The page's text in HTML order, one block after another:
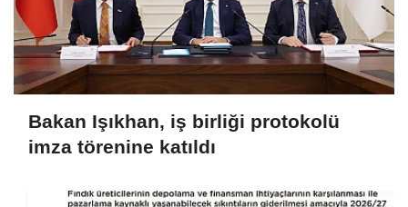
Bakan Işıkhan, iş birliği protokolü
imza törenine katıldı